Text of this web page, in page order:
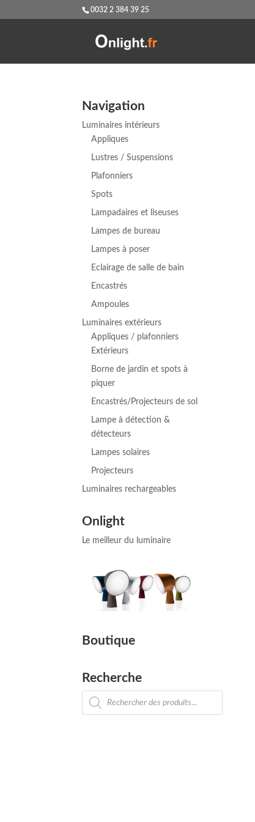
0032 2 384 39 25
Navigation
Luminaires intérieurs
Appliques
Lustres / Suspensions
Plafonniers
Spots
Lampadaires et liseuses
Lampes de bureau
Lampes à poser
Eclairage de salle de bain
Encastrés
Ampoules
Luminaires extérieurs
Appliques / plafonniers
Extérieurs
Borne de jardin et spots à
piquer
Encastrés/Projecteurs de sol
Lampe à détection &
détecteurs
Lampes solaires
Projecteurs
Luminaires rechargeables
Onlight
Le meilleur du luminaire
Boutique
Recherche
Recherche
de
produits